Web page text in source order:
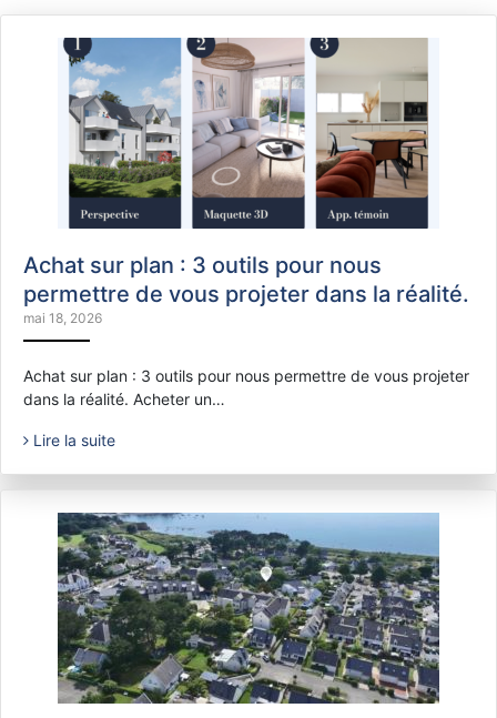
Achat sur plan : 3 outils pour nous
permettre de vous projeter dans la réalité.
mai 18, 2026
Achat sur plan : 3 outils pour nous permettre de vous projeter
dans la réalité. Acheter un…
Lire la suite